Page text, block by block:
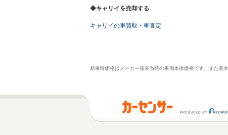
◆キャリイを売却する
キャリイの車買取・車査定
新車時価格はメーカー発表当時の車両本体価格です。また基